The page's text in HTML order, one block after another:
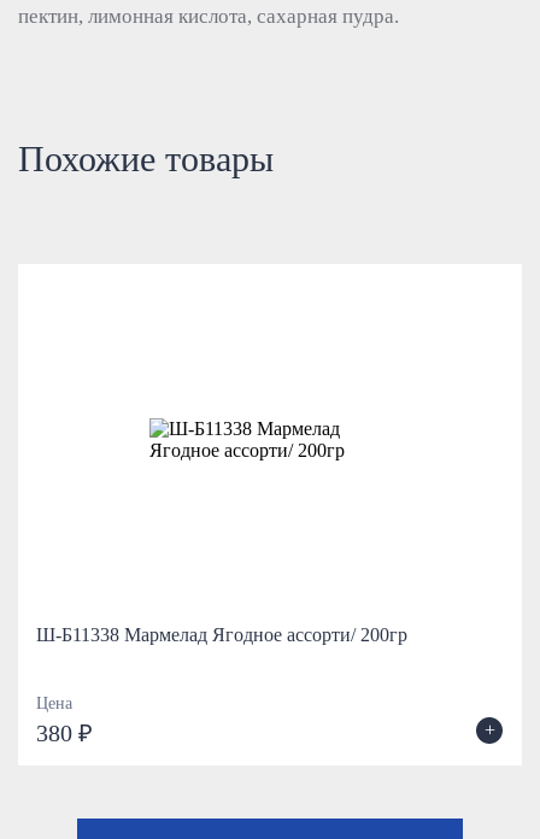
пектин, лимонная кислота, сахарная пудра.
Похожие товары
Ш-Б11338 Мармелад Ягодное ассорти/ 200гр
Цена
380 ₽ +